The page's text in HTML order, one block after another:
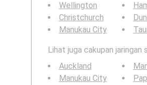
Wellington
Christchurch
Manukau City
Lihat juga cakupan jaringan
Auckland
Manukau City